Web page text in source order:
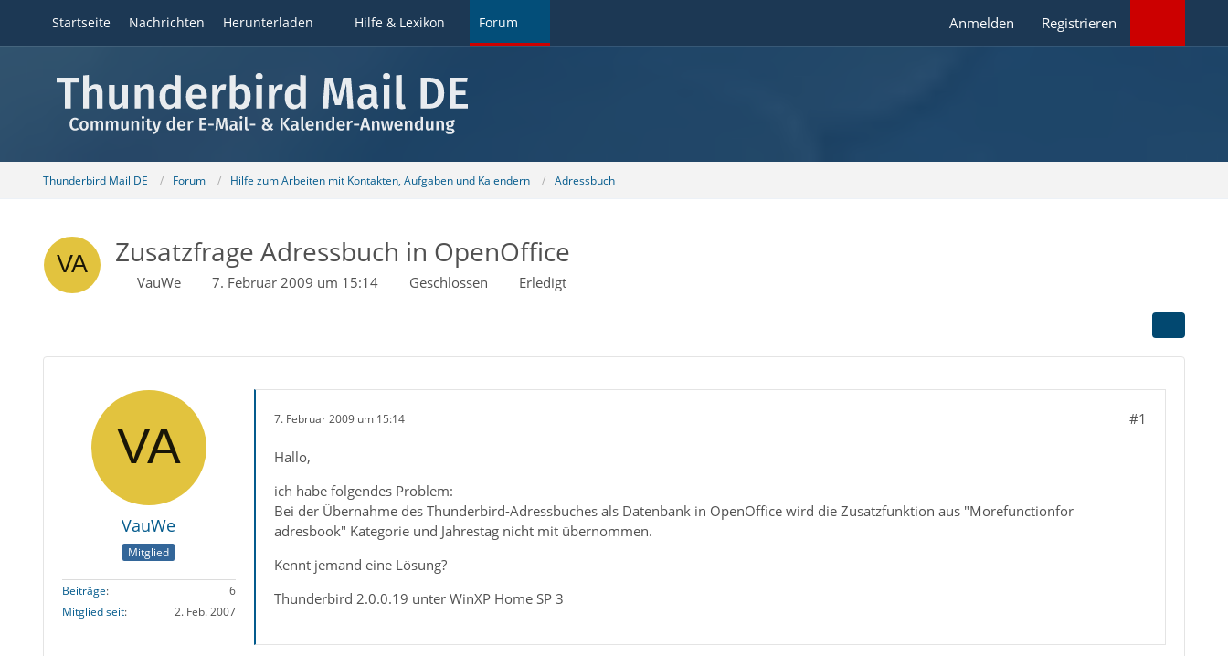
Startseite Nachrichten Herunterladen Hilfe & Lexikon Forum Anmelden Registrieren
Thunderbird Mail DE Forum Hilfe zum Arbeiten mit Kontakten, Aufgaben und Kalendern Adressbuch
Zusatzfrage Adressbuch in OpenOffice
VauWe 7. Februar 2009 um 15:14 Geschlossen Erledigt
VauWe
Mitglied
Beiträge
6
Mitglied seit
2. Feb. 2007
7. Februar 2009 um 15:14 #1
Hallo,
ich habe folgendes Problem:
Bei der Übernahme des Thunderbird-Adressbuches als Datenbank in OpenOffice wird die Zusatzfunktion aus "Morefunctionfor
adresbook" Kategorie und Jahrestag nicht mit übernommen.
Kennt jemand eine Lösung?
Thunderbird 2.0.0.19 unter WinXP Home SP 3